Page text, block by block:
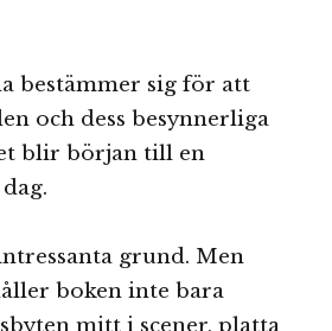
bestämmer sig för att
och dess besynnerliga
blir början till en
grund. Men
boken inte bara